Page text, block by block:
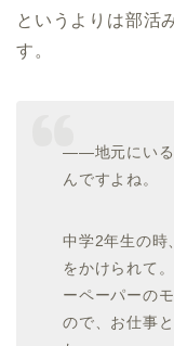
というよりは部活
す。
――地元にいる
んですよね。
中学2年生の時
をかけられて
ーペーパーの
ので、お仕事